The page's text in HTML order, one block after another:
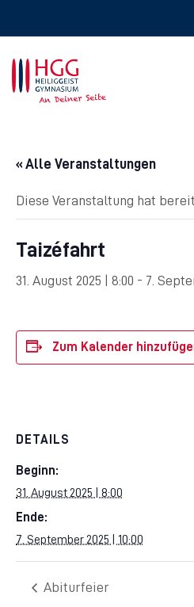
« Alle Veranstaltungen
Diese Veranstaltung hat
Taizéfahrt
31. August 2025 | 8:00 - 7.
Zum Kalender
DETAILS
Beginn:
31. August 2025 | 8:00
Ende:
7. September 2025 | 10:00
Abiturfeier